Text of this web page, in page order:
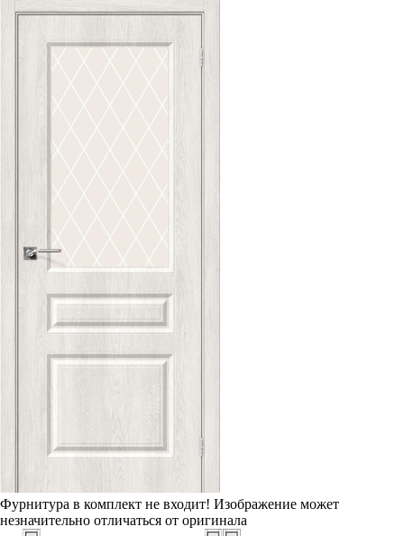
Фурнитура в комплект не входит! Изображение может
незначительно отличаться от оригинала